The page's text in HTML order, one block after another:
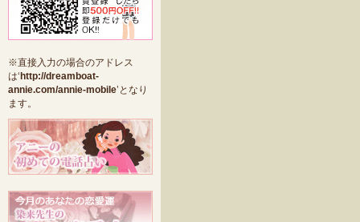
※直接入力の場合のアドレス
は‘ http://dreamboat-
annie.com/annie-mobile’となり
ます。